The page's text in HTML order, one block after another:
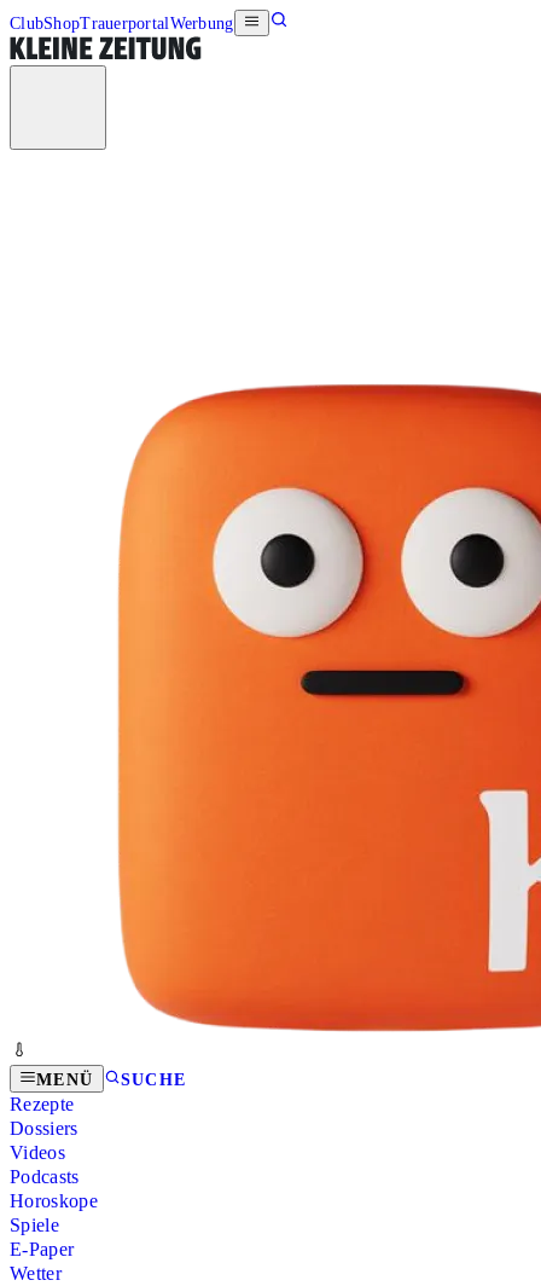
ClubShopTrauerportalWerbung
MENÜ SUCHE
Rezepte
Dossiers
Videos
Podcasts
Horoskope
Spiele
E-Paper
Wetter